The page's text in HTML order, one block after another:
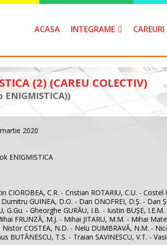
ACASA INTEGRAME CAREURI
(2) (CAREU COLECTIV)
2020
ENIGMISTICA
CIOROBEA, C.R. - Cristian ROTARIU, C.U. -
GUINEA, D.O. - Dan ONOFREI, D.Ş. - Dan
G.Gu. - Gheorghe GURĂU, I.B. - Iustin BUŞE,
FRUNZĂ, M.J. - Mihai JITARU, M.M. - Mihai
COSTEA, N.D. - Nelu DUMBRAVĂ, N.M. -
BUTĂNESCU, T.S. - Traian SAVINESCU, V.T. -